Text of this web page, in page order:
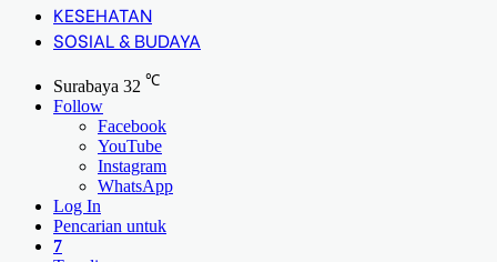
KESEHATAN
SOSIAL & BUDAYA
Surabaya 32 ℃
Follow
Facebook
YouTube
Instagram
WhatsApp
Log In
Pencarian untuk
7